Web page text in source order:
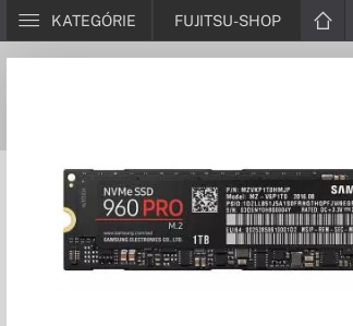
KATEGÓRIE FUJITSU-SHOP